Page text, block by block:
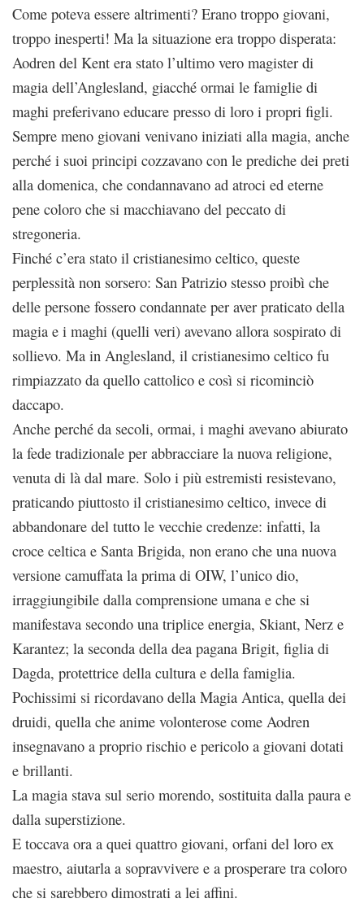
Come poteva essere altrimenti? Erano troppo giovani,
troppo inesperti! Ma la situazione era troppo disperata:
Aodren del Kent era stato l’ultimo vero magister di
magia dell’Anglesland, giacché ormai le famiglie di
maghi preferivano educare presso di loro i propri figli.
Sempre meno giovani venivano iniziati alla magia, anche
perché i suoi principi cozzavano con le prediche dei preti
alla domenica, che condannavano ad atroci ed eterne
pene coloro che si macchiavano del peccato di
stregoneria.
Finché c’era stato il cristianesimo celtico, queste
perplessità non sorsero: San Patrizio stesso proibì che
delle persone fossero condannate per aver praticato della
magia e i maghi (quelli veri) avevano allora sospirato di
sollievo. Ma in Anglesland, il cristianesimo celtico fu
rimpiazzato da quello cattolico e così si ricominciò
daccapo.
Anche perché da secoli, ormai, i maghi avevano abiurato
la fede tradizionale per abbracciare la nuova religione,
venuta di là dal mare. Solo i più estremisti resistevano,
praticando piuttosto il cristianesimo celtico, invece di
abbandonare del tutto le vecchie credenze: infatti, la
croce celtica e Santa Brigida, non erano che una nuova
versione camuffata la prima di OIW, l’unico dio,
irraggiungibile dalla comprensione umana e che si
manifestava secondo una triplice energia, Skiant, Nerz e
Karantez; la seconda della dea pagana Brigit, figlia di
Dagda, protettrice della cultura e della famiglia.
Pochissimi si ricordavano della Magia Antica, quella dei
druidi, quella che anime volonterose come Aodren
insegnavano a proprio rischio e pericolo a giovani dotati
e brillanti.
La magia stava sul serio morendo, sostituita dalla paura e
dalla superstizione.
E toccava ora a quei quattro giovani, orfani del loro ex
maestro, aiutarla a sopravvivere e a prosperare tra coloro
che si sarebbero dimostrati a lei affini.